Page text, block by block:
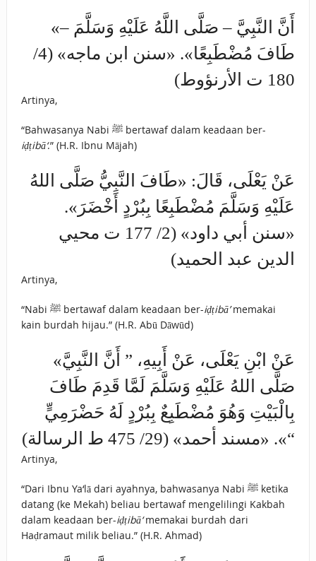
«أَنَّ النَّبِيَّ – صَلَّى اللَّهُ عَلَيْهِ وَسَلَّمَ –
‌طَافَ ‌مُضْطَبِعًا». «سنن ابن ماجه» (4/
180 ت الأرنؤوط)
Artinya,
“Bahwasanya Nabi ﷺ bertawaf dalam keadaan ber-
iḍṭibā‘.” (H.R. Ibnu Mājah)
عَنْ يَعْلَى، قَالَ: «طَافَ النَّبِيُّ صَلَّى اللهُ
عَلَيْهِ وَسَلَّمَ مُضْطَبِعًا ‌بِبُرْدٍ أَخْضَرَ».
«سنن أبي داود» (2/ 177 ت محيي
الدين عبد الحميد)
Artinya,
“Nabi ﷺ bertawaf dalam keadaan ber-iḍṭibā’memakai
kain burdah hijau.” (H.R. Abū Dāwūd)
«عَنْ ابْنِ يَعْلَى، عَنْ أَبِيهِ، ” أَنَّ النَّبِيَّ
صَلَّى اللهُ عَلَيْهِ وَسَلَّمَ لَمَّا قَدِمَ طَافَ
بِالْبَيْتِ ‌وَهُوَ ‌مُضْطَبِعٌ ‌بِبُرْدٍ لَهُ حَضْرَمِيٍّ
“». «مسند أحمد» (29/ 475 ط الرسالة)
Artinya,
“Dari Ibnu Ya‘lā dari ayahnya, bahwasanya Nabi ﷺ ketika
datang (ke Mekah) beliau bertawaf mengelilingi Kakbah
dalam keadaan ber-iḍṭibā‘memakai burdah dari
Haḍramaut milik beliau.” (H.R. Ahmad)